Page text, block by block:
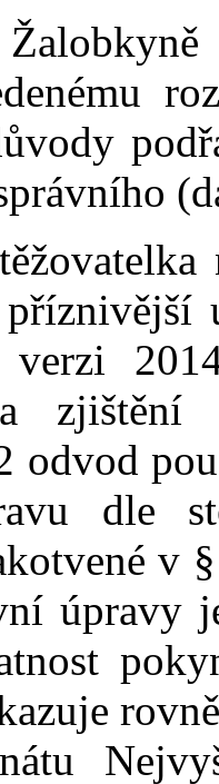
Žalobkyně
příznivější
verzi
zjištění
odvod
dle
v §
úpravy